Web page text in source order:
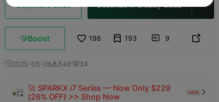
Secționare Cloud Deschide în Creality Cloud 
Boost 196 193  9 
2025-05-2854834
🚀 SPARKX i7 Series — Now Only $229
(26% OFF) >> Shop Now
sale 